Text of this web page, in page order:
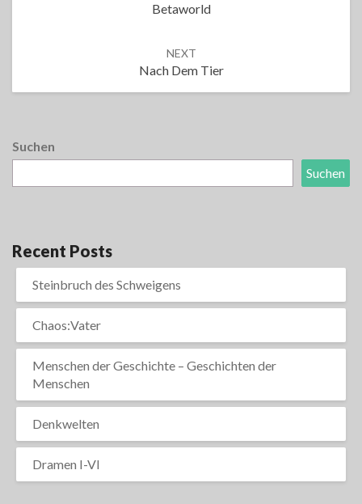
Betaworld
NEXT
Nach Dem Tier
Suchen
Suchen
Recent Posts
Steinbruch des Schweigens
Chaos:Vater
Menschen der Geschichte – Geschichten der
Menschen
Denkwelten
Dramen I-VI